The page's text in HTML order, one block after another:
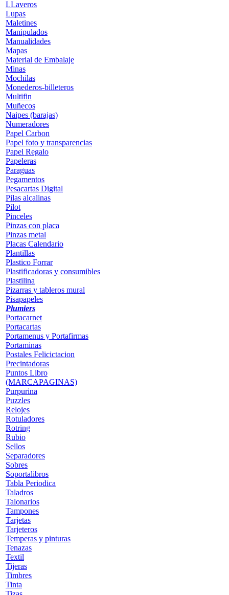
LLaveros
Lupas
Maletines
Manipulados
Manualidades
Mapas
Material de Embalaje
Minas
Mochilas
Monederos-billeteros
Multifin
Muñecos
Naipes (barajas)
Numeradores
Papel Carbon
Papel foto y transparencias
Papel Regalo
Papeleras
Paraguas
Pegamentos
Pesacartas Digital
Pilas alcalinas
Pilot
Pinceles
Pinzas con placa
Pinzas metal
Placas Calendario
Plantillas
Plastico Forrar
Plastificadoras y consumibles
Plastilina
Pizarras y tableros mural
Pisapapeles
Plumiers
Portacarnet
Portacartas
Portamenus y Portafirmas
Portaminas
Postales Felicictacion
Precintadoras
Puntos Libro
(MARCAPAGINAS)
Purpurina
Puzzles
Relojes
Rotuladores
Rotring
Rubio
Sellos
Separadores
Sobres
Soportalibros
Tabla Periodica
Taladros
Talonarios
Tampones
Tarjetas
Tarjeteros
Temperas y pinturas
Tenazas
Textil
Tijeras
Timbres
Tinta